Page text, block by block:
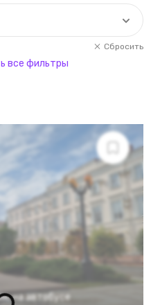
Сбросить
все фильтры
, на автобусе